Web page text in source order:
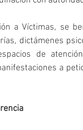
a Víctimas, se
dictámenes
de
a